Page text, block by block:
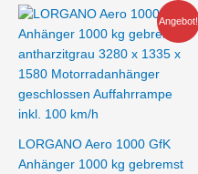
Angebot!
LORGANO Aero 1000 GfK
Anhänger 1000 kg gebremst
Ursprünglicher
war:
11.650,00 €
Aktueller
Preis
ist:
9.090,00 €.